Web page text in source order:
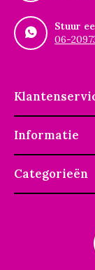
Stuur
06-
Informatie
Categorieën